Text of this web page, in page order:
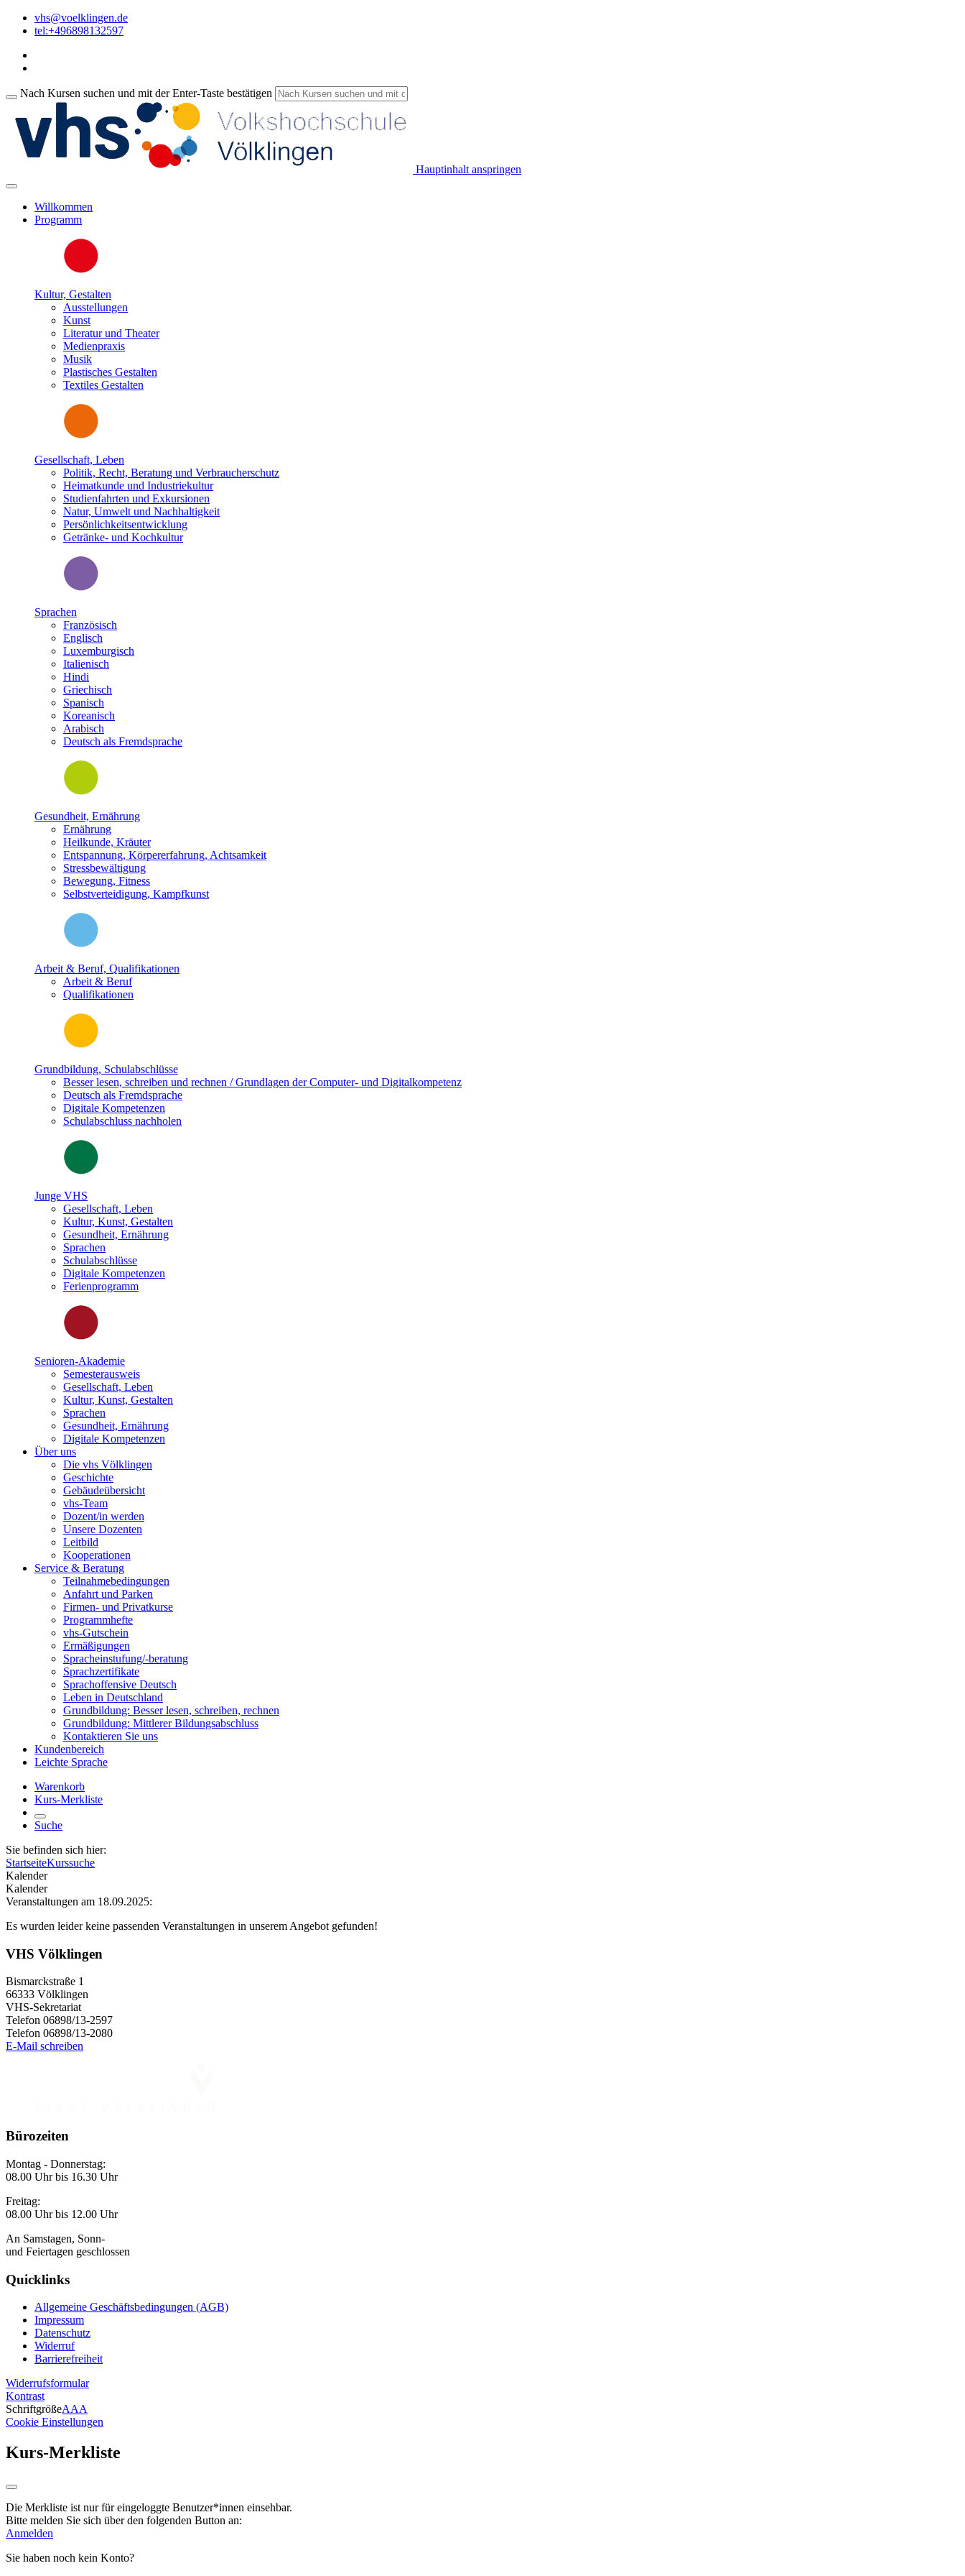
vhs@voelklingen.de
tel:+496898132597
Nach Kursen suchen und mit der Enter-Taste bestätigen
Hauptinhalt anspringen
Willkommen
Programm
Kultur, Gestalten
Ausstellungen
Kunst
Literatur und Theater
Medienpraxis
Musik
Plastisches Gestalten
Textiles Gestalten
Gesellschaft, Leben
Politik, Recht, Beratung und Verbraucherschutz
Heimatkunde und Industriekultur
Studienfahrten und Exkursionen
Natur, Umwelt und Nachhaltigkeit
Persönlichkeitsentwicklung
Getränke- und Kochkultur
Sprachen
Französisch
Englisch
Luxemburgisch
Italienisch
Hindi
Griechisch
Spanisch
Koreanisch
Arabisch
Deutsch als Fremdsprache
Gesundheit, Ernährung
Ernährung
Heilkunde, Kräuter
Entspannung, Körpererfahrung, Achtsamkeit
Stressbewältigung
Bewegung, Fitness
Selbstverteidigung, Kampfkunst
Arbeit & Beruf, Qualifikationen
Arbeit & Beruf
Qualifikationen
Grundbildung, Schulabschlüsse
Besser lesen, schreiben und rechnen / Grundlagen der Computer- und Digitalkompetenz
Deutsch als Fremdsprache
Digitale Kompetenzen
Schulabschluss nachholen
Junge VHS
Gesellschaft, Leben
Kultur, Kunst, Gestalten
Gesundheit, Ernährung
Sprachen
Schulabschlüsse
Digitale Kompetenzen
Ferienprogramm
Senioren-Akademie
Semesterausweis
Gesellschaft, Leben
Kultur, Kunst, Gestalten
Sprachen
Gesundheit, Ernährung
Digitale Kompetenzen
Über uns
Die vhs Völklingen
Geschichte
Gebäudeübersicht
vhs-Team
Dozent/in werden
Unsere Dozenten
Leitbild
Kooperationen
Service & Beratung
Teilnahmebedingungen
Anfahrt und Parken
Firmen- und Privatkurse
Programmhefte
vhs-Gutschein
Ermäßigungen
Spracheinstufung/-beratung
Sprachzertifikate
Sprachoffensive Deutsch
Leben in Deutschland
Grundbildung: Besser lesen, schreiben, rechnen
Grundbildung: Mittlerer Bildungsabschluss
Kontaktieren Sie uns
Kundenbereich
Leichte Sprache
Warenkorb
Kurs-Merkliste
Suche
Sie befinden sich hier:
StartseiteKurssuche
Kalender
Kalender
Veranstaltungen am 18.09.2025:
Es wurden leider keine passenden Veranstaltungen in unserem Angebot gefunden!
VHS Völklingen
Bismarckstraße 1
66333 Völklingen
VHS-Sekretariat
Telefon 06898/13-2597
Telefon 06898/13-2080
E-Mail schreiben
Bürozeiten
Montag - Donnerstag:
08.00 Uhr bis 16.30 Uhr
Freitag:
08.00 Uhr bis 12.00 Uhr
An Samstagen, Sonn-
und Feiertagen geschlossen
Quicklinks
Allgemeine Geschäftsbedingungen (AGB)
Impressum
Datenschutz
Widerruf
Barrierefreiheit
Widerrufsformular
Kontrast
SchriftgrößeAAA
Cookie Einstellungen
Kurs-Merkliste
Die Merkliste ist nur für eingeloggte Benutzer*innen einsehbar.
Bitte melden Sie sich über den folgenden Button an:
Anmelden
Sie haben noch kein Konto?